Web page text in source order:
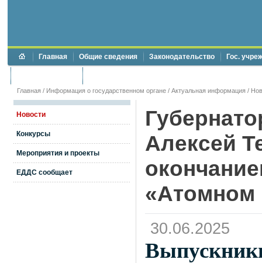
Главная Общие сведения Законодательство Гос.
Главная / Информация о государственном органе / Актуальная информация /
Новости
Конкурсы
Мероприятия и проекты
ЕДДС сообщает
Алексей
«Атомном
30.06.2025